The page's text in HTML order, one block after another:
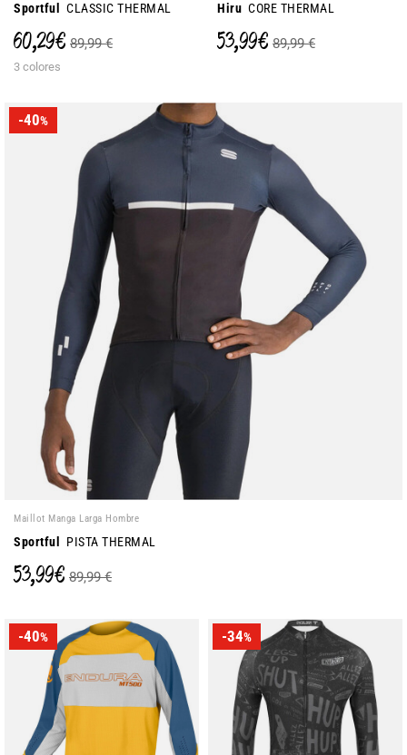
Sportful CLASSIC THERMAL
60,29 € 89,99 €
3 colores
Hiru CORE THERMAL
53,99 € 89,99 €
-40%
Maillot Manga Larga Hombre
Sportful PISTA THERMAL
53,99 € 89,99 €
-40% -34%